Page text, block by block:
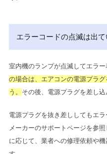
エラーコードの点滅は出
室内機のランプが点滅してエラ
の場合は、エアコンの電源プラ
う。 その後、電源プラグを差し込
電源プラグを抜き差ししてもエ
メーカーのサポートページを参
に応じて、業者への修理依頼や